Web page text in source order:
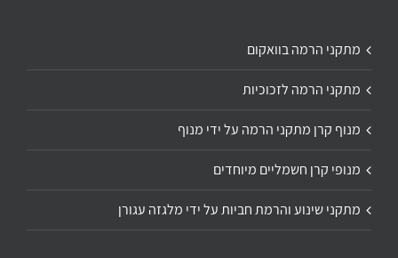
מתקני הרמה בוואקום
מתקני הרמה לזכוכיות
מנוף קרן מתקני הרמה על ידי מנוף
מנופי קרן חשמליים מיוחדים
מתקני שינוע והרמת חביות על ידי מלגזה עגורן